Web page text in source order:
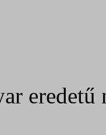
eredetű